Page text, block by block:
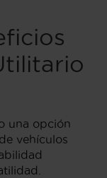
una opción
vehículos